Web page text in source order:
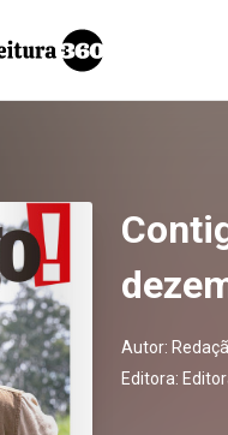
Autor:
Editora: